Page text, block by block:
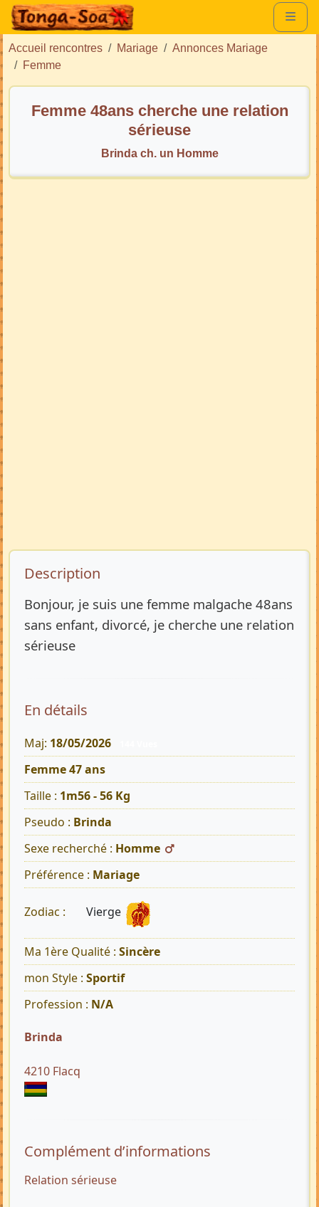
Accueil rencontres Mariage
Annonces Mariage
Femme
Femme 48ans cherche une relation
sérieuse
Brinda ch. un Homme
Description de l’annonce
Description
Bonjour, je suis une femme malgache 48ans
sans enfant, divorcé, je cherche une relation
sérieuse
En détails
Maj: 18/05/2026
Femme 47 ans
Taille : 1m56 - 56 Kg
Pseudo : Brinda
Sexe recherché : Homme
Préférence : Mariage
Zodiac : Vierge
Ma 1ère Qualité : Sincère
mon Style : Sportif
Profession : N/A
Brinda
4210 Flacq
Complément d’informations
Relation sérieuse